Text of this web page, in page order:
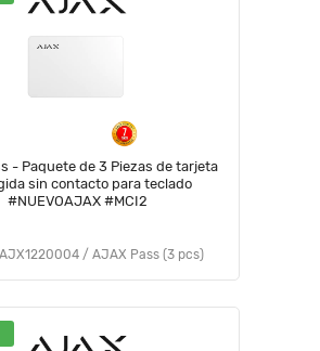
- Paquete de 3 Piezas de tarjeta
sin contacto para teclado
#NUEVOAJAX #MCI2
/ AJAX Pass (3 pcs)